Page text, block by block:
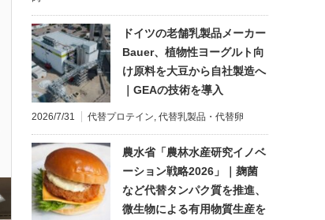
ドイツの老舗乳製品メーカー
Bauer、植物性ヨーグルト向
け原料を大豆から自社製造へ
｜GEAの技術を導入
2026/7/31 代替プロテイン 代替乳製品・代替卵
農水省「農林水産研究イノベ
ーション戦略2026」｜麹菌
など代替タンパク質を推進、
微生物による有用物質生産を